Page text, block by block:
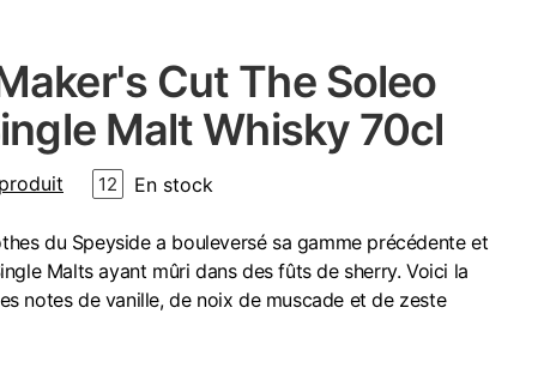
Cut The Soleo
Malt Whisky 70cl
12 En stock
du Speyside a bouleversé sa gamme précédente et
Malts ayant mûri dans des fûts de sherry. Voici la
notes de vanille, de noix de muscade et de zeste